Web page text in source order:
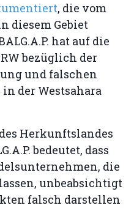
, die vom
diesem Gebiet
hat auf die
bezüglich der
und falschen
der Westsahara
Herkunftslandes
bedeutet, dass
die
unbeabsichtigt
falsch darstellen